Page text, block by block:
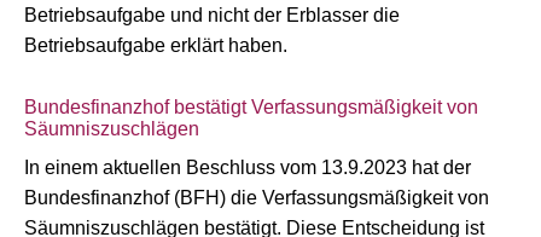
Betriebsaufgabe und nicht der Erblasser die
Betriebsaufgabe erklärt haben.
Bundesfinanzhof bestätigt Verfassungsmäßigkeit von
Säumniszuschlägen
In einem aktuellen Beschluss vom 13.9.2023 hat der
Bundesfinanzhof (BFH) die Verfassungsmäßigkeit von
Säumniszuschlägen bestätigt. Diese Entscheidung ist